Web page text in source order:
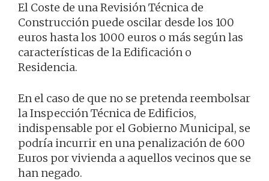
El Coste de una Revisión Técnica de
Construcción puede oscilar desde los 100
euros hasta los 1000 euros o más según las
características de la Edificación o
Residencia.
En el caso de que no se pretenda reembolsar
la Inspección Técnica de Edificios,
indispensable por el Gobierno Municipal, se
podría incurrir en una penalización de 600
Euros por vivienda a aquellos vecinos que se
han negado.